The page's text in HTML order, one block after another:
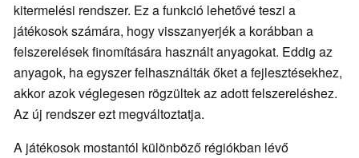
kitermelési rendszer. Ez a funkció lehetővé teszi a
játékosok számára, hogy visszanyerjék a korábban a
felszerelések finomítására használt anyagokat. Eddig az
anyagok, ha egyszer felhasználták őket a fejlesztésekhez,
akkor azok véglegesen rögzültek az adott felszereléshez.
Az új rendszer ezt megváltoztatja.
A játékosok mostantól különböző régiókban lévő